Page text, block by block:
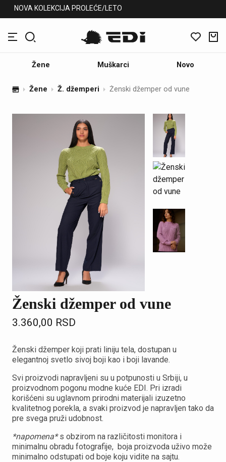
NOVA KOLEKCIJA PROLEĆE/LETO
Žene Muškarci Novo
Žene Ž. džemperi Ženski džemper od vune
Ženski džemper od vune
3.360,00 RSD
Ženski džemper koji prati liniju tela, dostupan u
elegantnoj svetlo sivoj boji kao i boji lavande.
Svi proizvodi napravljeni su u potpunosti u Srbiji, u
proizvodnom pogonu modne kuće EDI. Pri izradi
korišćeni su uglavnom prirodni materijali izuzetno
kvalitetnog porekla, a svaki proizvod je napravljen tako da
pre svega pruži udobnost.
*napomena*s obzirom na različitosti monitora i
minimalnu obradu fotografije, boja proizvoda uživo može
minimalno odstupati od boje koju vidite na sajtu.